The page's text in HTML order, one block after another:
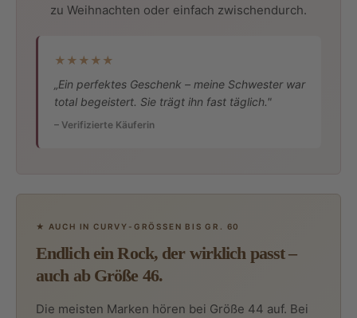
zu Weihnachten oder einfach zwischendurch.
★★★★★
„Ein perfektes Geschenk – meine Schwester war
total begeistert. Sie trägt ihn fast täglich."
– Verifizierte Käuferin
★ AUCH IN CURVY-GRÖSSEN BIS GR. 60
Endlich ein Rock, der wirklich passt –
auch ab Größe 46.
Die meisten Marken hören bei Größe 44 auf. Bei